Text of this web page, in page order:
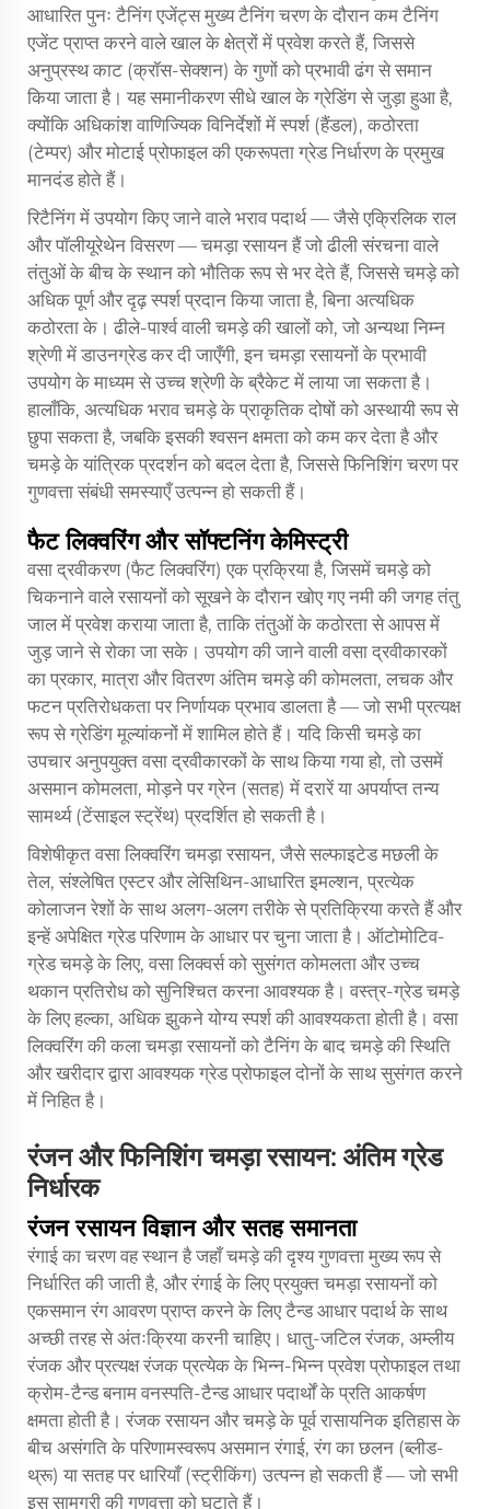
आधारित पुनः टैनिंग एजेंट्स मुख्य टैनिंग चरण के दौरान कम टैनिंग
एजेंट प्राप्त करने वाले खाल के क्षेत्रों में प्रवेश करते हैं, जिससे
अनुप्रस्थ काट (क्रॉस-सेक्शन) के गुणों को प्रभावी ढंग से समान
किया जाता है। यह समानीकरण सीधे खाल के ग्रेडिंग से जुड़ा हुआ है,
क्योंकि अधिकांश वाणिज्यिक विनिर्देशों में स्पर्श (हैंडल), कठोरता
(टेम्पर) और मोटाई प्रोफाइल की एकरूपता ग्रेड निर्धारण के प्रमुख
मानदंड होते हैं।
रिटैनिंग में उपयोग किए जाने वाले भराव पदार्थ — जैसे एक्रिलिक राल
और पॉलीयूरेथेन विसरण — चमड़ा रसायन हैं जो ढीली संरचना वाले
तंतुओं के बीच के स्थान को भौतिक रूप से भर देते हैं, जिससे चमड़े को
अधिक पूर्ण और दृढ़ स्पर्श प्रदान किया जाता है, बिना अत्यधिक
कठोरता के। ढीले-पार्श्व वाली चमड़े की खालों को, जो अन्यथा निम्न
श्रेणी में डाउनग्रेड कर दी जाएँगी, इन चमड़ा रसायनों के प्रभावी
उपयोग के माध्यम से उच्च श्रेणी के ब्रैकेट में लाया जा सकता है।
हालाँकि, अत्यधिक भराव चमड़े के प्राकृतिक दोषों को अस्थायी रूप से
छुपा सकता है, जबकि इसकी श्वसन क्षमता को कम कर देता है और
चमड़े के यांत्रिक प्रदर्शन को बदल देता है, जिससे फिनिशिंग चरण पर
गुणवत्ता संबंधी समस्याएँ उत्पन्न हो सकती हैं।
फैट लिक्वरिंग और सॉफ्टनिंग केमिस्ट्री
वसा द्रवीकरण (फैट लिक्वरिंग) एक प्रक्रिया है, जिसमें चमड़े को
चिकनाने वाले रसायनों को सूखने के दौरान खोए गए नमी की जगह तंतु
जाल में प्रवेश कराया जाता है, ताकि तंतुओं के कठोरता से आपस में
जुड़ जाने से रोका जा सके। उपयोग की जाने वाली वसा द्रवीकारकों
का प्रकार, मात्रा और वितरण अंतिम चमड़े की कोमलता, लचक और
फटन प्रतिरोधकता पर निर्णायक प्रभाव डालता है — जो सभी प्रत्यक्ष
रूप से ग्रेडिंग मूल्यांकनों में शामिल होते हैं। यदि किसी चमड़े का
उपचार अनुपयुक्त वसा द्रवीकारकों के साथ किया गया हो, तो उसमें
असमान कोमलता, मोड़ने पर ग्रेन (सतह) में दरारें या अपर्याप्त तन्य
सामर्थ्य (टेंसाइल स्ट्रेंथ) प्रदर्शित हो सकती है।
विशेषीकृत वसा लिक्वरिंग चमड़ा रसायन, जैसे सल्फाइटेड मछली के
तेल, संश्लेषित एस्टर और लेसिथिन-आधारित इमल्शन, प्रत्येक
कोलाजन रेशों के साथ अलग-अलग तरीके से प्रतिक्रिया करते हैं और
इन्हें अपेक्षित ग्रेड परिणाम के आधार पर चुना जाता है। ऑटोमोटिव-
ग्रेड चमड़े के लिए, वसा लिक्वर्स को सुसंगत कोमलता और उच्च
थकान प्रतिरोध को सुनिश्चित करना आवश्यक है। वस्त्र-ग्रेड चमड़े
के लिए हल्का, अधिक झुकने योग्य स्पर्श की आवश्यकता होती है। वसा
लिक्वरिंग की कला चमड़ा रसायनों को टैनिंग के बाद चमड़े की स्थिति
और खरीदार द्वारा आवश्यक ग्रेड प्रोफाइल दोनों के साथ सुसंगत करने
में निहित है।
रंजन और फिनिशिंग चमड़ा रसायन: अंतिम ग्रेड
निर्धारक
रंजन रसायन विज्ञान और सतह समानता
रंगाई का चरण वह स्थान है जहाँ चमड़े की दृश्य गुणवत्ता मुख्य रूप से
निर्धारित की जाती है, और रंगाई के लिए प्रयुक्त चमड़ा रसायनों को
एकसमान रंग आवरण प्राप्त करने के लिए टैन्ड आधार पदार्थ के साथ
अच्छी तरह से अंतःक्रिया करनी चाहिए। धातु-जटिल रंजक, अम्लीय
रंजक और प्रत्यक्ष रंजक प्रत्येक के भिन्न-भिन्न प्रवेश प्रोफाइल तथा
क्रोम-टैन्ड बनाम वनस्पति-टैन्ड आधार पदार्थों के प्रति आकर्षण
क्षमता होती है। रंजक रसायन और चमड़े के पूर्व रासायनिक इतिहास के
बीच असंगति के परिणामस्वरूप असमान रंगाई, रंग का छलन (ब्लीड-
थ्रू) या सतह पर धारियाँ (स्ट्रीकिंग) उत्पन्न हो सकती हैं — जो सभी
इस सामग्री की गुणवत्ता को घटाते हैं।